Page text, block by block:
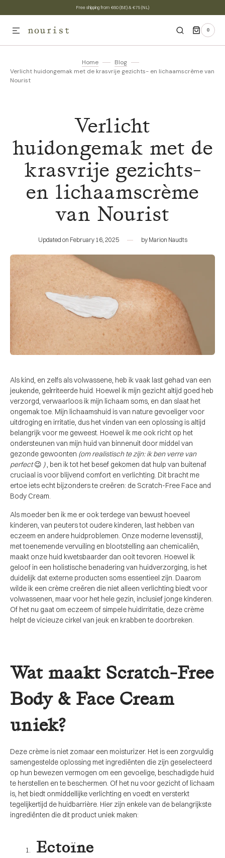
Free shipping from €60 (BE) & €75 (NL)
TO CONTENT
0
0
ITEMS
Home
Blog
Verlicht huidongemak met de krasvrije gezichts- en lichaamscrème van
Nourist
Verlicht
huidongemak met de
krasvrije gezichts-
en lichaamscrème
van Nourist
Updated on February 16, 2025 by Marion Naudts
Als kind, en zelfs als volwassene, heb ik vaak last gehad van een
jeukende, geïrriteerde huid. Hoewel ik mijn gezicht altijd goed heb
verzorgd, verwaarloos ik mijn lichaam soms, en dan slaat het
ongemak toe. Mijn lichaamshuid is van nature gevoeliger voor
uitdroging en irritatie, dus het vinden van een oplossing is altijd
belangrijk voor me geweest. Hoewel ik me ook richt op het
ondersteunen van mijn huid van binnenuit door middel van
gezonde gewoonten (om realistisch te zijn: ik ben verre van
perfect😉 ), ben ik tot het besef gekomen dat hulp van buitenaf
cruciaal is voor blijvend comfort en verlichting. Dit bracht me
ertoe iets echt bijzonders te creëren: de Scratch-Free Face and
Body Cream.
Als moeder ben ik me er ook terdege van bewust hoeveel
kinderen, van peuters tot oudere kinderen, last hebben van
eczeem en andere huidproblemen. Onze moderne levensstijl,
met toenemende vervuiling en blootstelling aan chemicaliën,
maakt onze huid kwetsbaarder dan ooit tevoren. Hoewel ik
geloof in een holistische benadering van huidverzorging, is het
duidelijk dat externe producten soms essentieel zijn. Daarom
wilde ik een crème creëren die niet alleen verlichting biedt voor
volwassenen, maar voor het hele gezin, inclusief jonge kinderen.
Of het nu gaat om eczeem of simpele huidirritatie, deze crème
helpt de vicieuze cirkel van jeuk en krabben te doorbreken.
Wat maakt Scratch-Free
Body & Face Cream
uniek?
Deze crème is niet zomaar een moisturizer. Het is een zorgvuldig
samengestelde oplossing met ingrediënten die zijn geselecteerd
op hun bewezen vermogen om een ​​gevoelige, beschadigde huid
te herstellen en te beschermen. Of het nu voor gezicht of lichaam
is, het biedt onmiddellijke verlichting en voedt en versterkt
tegelijkertijd de huidbarrière. Hier zijn enkele van de belangrijkste
ingrediënten die dit product uniek maken:
Ectoïne